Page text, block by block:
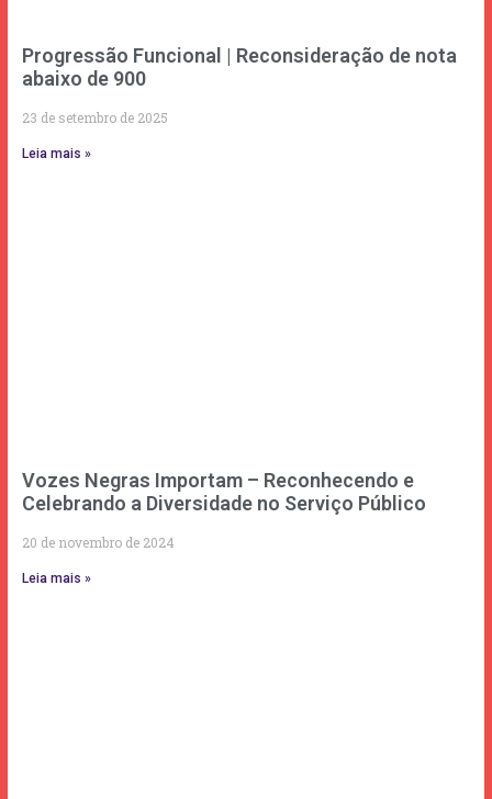
Progressão Funcional | Reconsideração de nota
abaixo de 900
23 de setembro de 2025
Leia mais »
Vozes Negras Importam – Reconhecendo e
Celebrando a Diversidade no Serviço Público
20 de novembro de 2024
Leia mais »